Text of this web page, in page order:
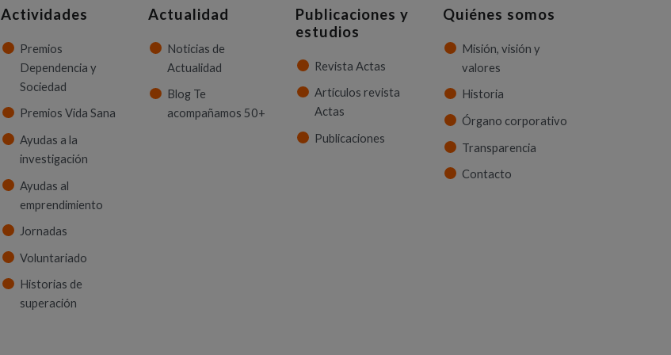
Actividades
Premios
Dependencia y
Sociedad
Premios Vida Sana
Ayudas a la
investigación
Ayudas al
emprendimiento
Jornadas
Voluntariado
Historias de
superación
Actualidad
Noticias de
Actualidad
Blog Te
acompañamos 50+
Publicaciones y
estudios
Revista Actas
Artículos revista
Actas
Publicaciones
Quiénes somos
Misión, visión y
valores
Historia
Órgano corporativo
Transparencia
Contacto